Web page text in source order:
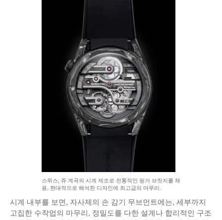
스위스, 쥬 계곡의 시계 제조로 전통적인 핑거 브릿지를 채
용, 현대적으로 해석한 디자인에 최고급의 마무리.
시계 내부를 보면, 자사제의 손 감기 무브먼트에는, 세부까지
고집한 수작업의 마무리, 정밀도를 다한 설계나 합리적인 구조